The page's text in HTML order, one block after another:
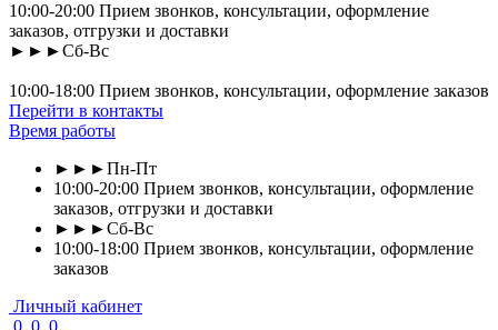
10:00-20:00 Прием звонков, консультации, оформление
заказов, отгрузки и доставки
►►►Сб-Вс
10:00-18:00 Прием звонков, консультации, оформление заказов
Перейти в контакты
Время работы
►►►Пн-Пт
10:00-20:00 Прием звонков, консультации, оформление
заказов, отгрузки и доставки
►►►Сб-Вс
10:00-18:00 Прием звонков, консультации, оформление
заказов
Личный кабинет
0 0 0